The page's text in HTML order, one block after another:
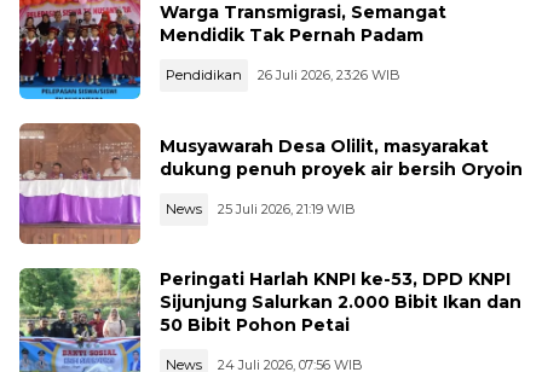
Warga Transmigrasi, Semangat
Mendidik Tak Pernah Padam
Pendidikan 26 Juli 2026, 23:26 WIB
Musyawarah Desa Olilit, masyarakat
dukung penuh proyek air bersih Oryoin
News 25 Juli 2026, 21:19 WIB
Peringati Harlah KNPI ke-53, DPD KNPI
Sijunjung Salurkan 2.000 Bibit Ikan dan
50 Bibit Pohon Petai
News 24 Juli 2026, 07:56 WIB